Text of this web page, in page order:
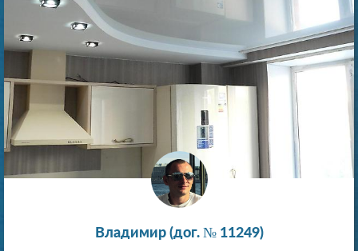
Владимир (дог. № 11249)